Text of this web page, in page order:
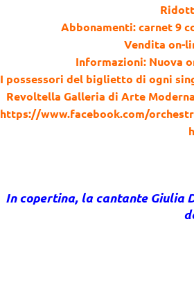
Abbonamenti: carnet 9
Vendita on-
Informazioni: Nuova
I possessori del biglietto di ogni
Revoltella Galleria di Arte
https://www.facebook.com/
In copertina, la cantante Giulia